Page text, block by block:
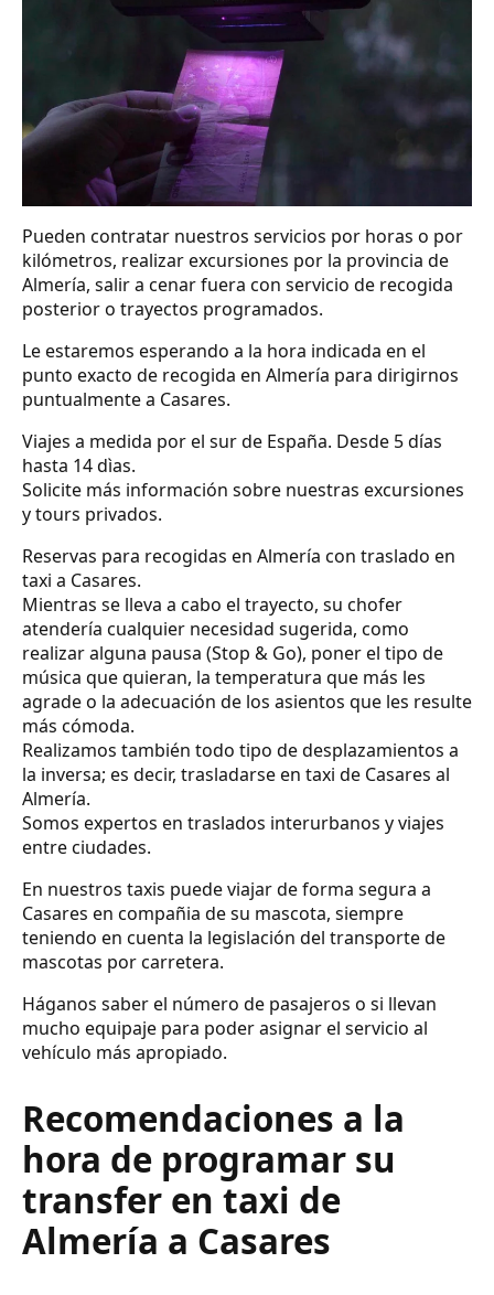
Pueden contratar nuestros servicios por horas o por
kilómetros, realizar excursiones por la provincia de
Almería, salir a cenar fuera con servicio de recogida
posterior o trayectos programados.
Le estaremos esperando a la hora indicada en el
punto exacto de recogida en Almería para dirigirnos
puntualmente a Casares.
Viajes a medida por el sur de España. Desde 5 días
hasta 14 dìas.
Solicite más información sobre nuestras excursiones
y tours privados.
Reservas para recogidas en Almería con traslado en
taxi a Casares.
Mientras se lleva a cabo el trayecto, su chofer
atendería cualquier necesidad sugerida, como
realizar alguna pausa (Stop & Go), poner el tipo de
música que quieran, la temperatura que más les
agrade o la adecuación de los asientos que les resulte
más cómoda.
Realizamos también todo tipo de desplazamientos a
la inversa; es decir, trasladarse en taxi de Casares al
Almería.
Somos expertos en traslados interurbanos y viajes
entre ciudades.
En nuestros taxis puede viajar de forma segura a
Casares en compañia de su mascota, siempre
teniendo en cuenta la legislación del transporte de
mascotas por carretera.
Háganos saber el número de pasajeros o si llevan
mucho equipaje para poder asignar el servicio al
vehículo más apropiado.
Recomendaciones a la
hora de programar su
transfer en taxi de
Almería a Casares